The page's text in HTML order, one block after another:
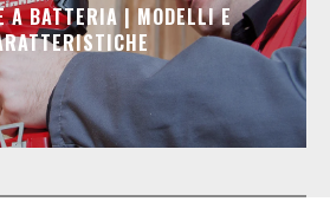
A BATTERIA | MODELLI E